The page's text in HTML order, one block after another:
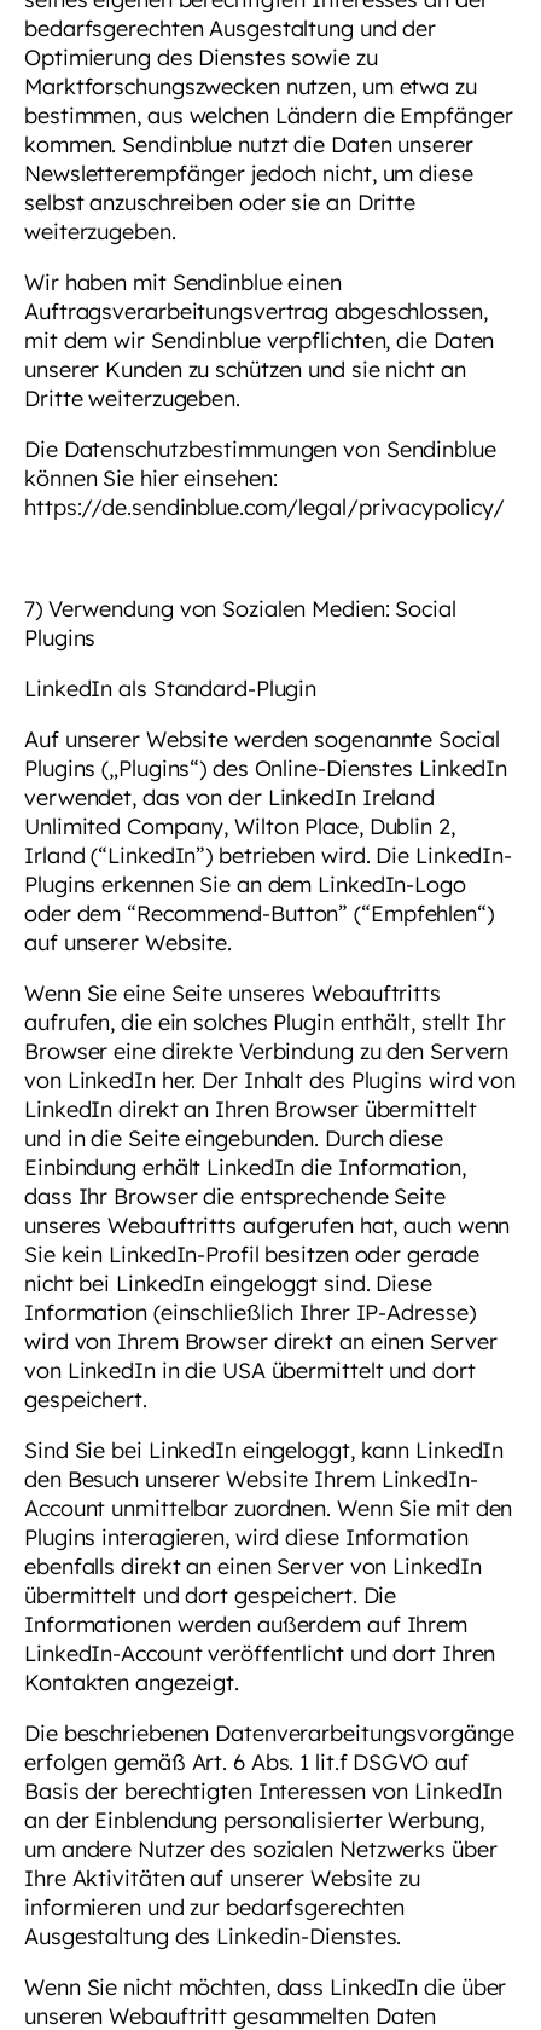
bedarfsgerechten Ausgestaltung und der
Optimierung des Dienstes sowie zu
Marktforschungszwecken nutzen, um etwa zu
bestimmen, aus welchen Ländern die Empfänger
kommen. Sendinblue nutzt die Daten unserer
Newsletterempfänger jedoch nicht, um diese
selbst anzuschreiben oder sie an Dritte
weiterzugeben.
Wir haben mit Sendinblue einen
Auftragsverarbeitungsvertrag abgeschlossen,
mit dem wir Sendinblue verpflichten, die Daten
unserer Kunden zu schützen und sie nicht an
Dritte weiterzugeben.
Die Datenschutzbestimmungen von Sendinblue
können Sie hier einsehen:
https://de.sendinblue.com/legal/privacypolicy/
7) Verwendung von Sozialen Medien: Social
Plugins
LinkedIn als Standard-Plugin
Auf unserer Website werden sogenannte Social
Plugins („Plugins“) des Online-Dienstes LinkedIn
verwendet, das von der LinkedIn Ireland
Unlimited Company, Wilton Place, Dublin 2,
Irland (“LinkedIn”) betrieben wird. Die LinkedIn-
Plugins erkennen Sie an dem LinkedIn-Logo
oder dem “Recommend-Button” (“Empfehlen“)
auf unserer Website.
Wenn Sie eine Seite unseres Webauftritts
aufrufen, die ein solches Plugin enthält, stellt Ihr
Browser eine direkte Verbindung zu den Servern
von LinkedIn her. Der Inhalt des Plugins wird von
LinkedIn direkt an Ihren Browser übermittelt
und in die Seite eingebunden. Durch diese
Einbindung erhält LinkedIn die Information,
dass Ihr Browser die entsprechende Seite
unseres Webauftritts aufgerufen hat, auch wenn
Sie kein LinkedIn-Profil besitzen oder gerade
nicht bei LinkedIn eingeloggt sind. Diese
Information (einschließlich Ihrer IP-Adresse)
wird von Ihrem Browser direkt an einen Server
von LinkedIn in die USA übermittelt und dort
gespeichert.
Sind Sie bei LinkedIn eingeloggt, kann LinkedIn
den Besuch unserer Website Ihrem LinkedIn-
Account unmittelbar zuordnen. Wenn Sie mit den
Plugins interagieren, wird diese Information
ebenfalls direkt an einen Server von LinkedIn
übermittelt und dort gespeichert. Die
Informationen werden außerdem auf Ihrem
LinkedIn-Account veröffentlicht und dort Ihren
Kontakten angezeigt.
Die beschriebenen Datenverarbeitungsvorgänge
erfolgen gemäß Art. 6 Abs. 1 lit.f DSGVO auf
Basis der berechtigten Interessen von LinkedIn
an der Einblendung personalisierter Werbung,
um andere Nutzer des sozialen Netzwerks über
Ihre Aktivitäten auf unserer Website zu
informieren und zur bedarfsgerechten
Ausgestaltung des Linkedin-Dienstes.
Wenn Sie nicht möchten, dass LinkedIn die über
unseren Webauftritt gesammelten Daten